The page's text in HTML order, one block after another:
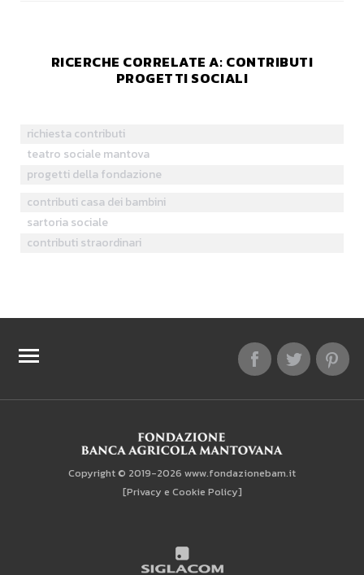
RICERCHE CORRELATE A: CONTRIBUTI
PROGETTI SOCIALI
richiesta contributi
teatro sociale mantova
progetti della fondazione
contributi casa dei bambini
sartoria sociale
contributi straordinari
Copyright © 2019-2026 www.fondazionebam.it
[Privacy e Cookie Policy]